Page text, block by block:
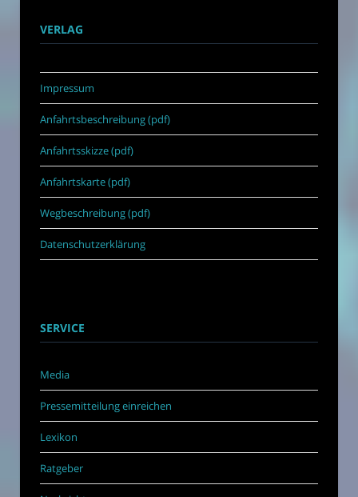
VERLAG
Impressum
Anfahrtsbeschreibung (pdf)
Anfahrtsskizze (pdf)
Anfahrtskarte (pdf)
Wegbeschreibung (pdf)
Datenschutzerklärung
SERVICE
Media
Pressemitteilung einreichen
Lexikon
Ratgeber